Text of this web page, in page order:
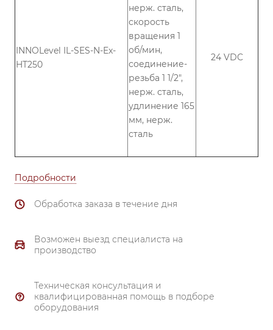
нерж. сталь,
скорость
вращения 1
об/мин,
соединение-
резьба 1 1/2",
нерж. сталь,
удлинение 165
мм, нерж.
сталь
INNOLevel IL-SES-N-Ex-
HT250
24 VDC
Подробности
Обработка заказа в течение дня
Возможен выезд специалиста на
производство
Техническая консультация и
квалифицированная помощь в подборе
оборудования